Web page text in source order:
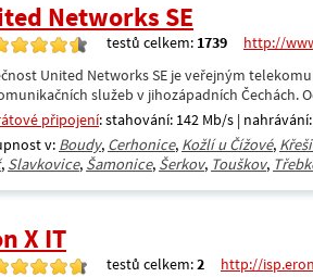
Networks SE
testů celkem: 1739
http://
United Networks SE je veřejným
služeb v jihozápadních Čechách.
připojení: stahování: 142 Mb/s |
v: Boudy, Cerhonice, Kožlí u Čížové,
, Slavkovice, Šamonice, Šerkov, Touškov,
X IT
testů celkem:2
http://